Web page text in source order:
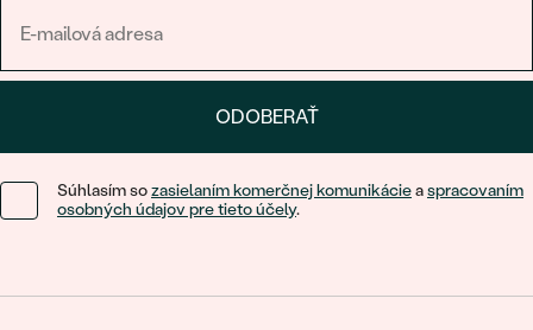
ODOBERAŤ
Súhlasím sozasielaním komerčnej komunikácieaspracovaním
osobných údajov pre tieto účely.